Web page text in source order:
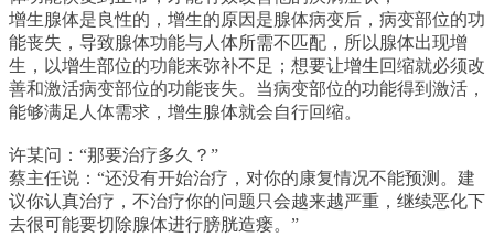
增生腺体是良性的，增生的原因是腺体病变后，病变部位的功
能丧失，导致腺体功能与人体所需不匹配，所以腺体出现增
生，以增生部位的功能来弥补不足；想要让增生回缩就必须改
善和激活病变部位的功能丧失。当病变部位的功能得到激活，
能够满足人体需求，增生腺体就会自行回缩。
许某问：“那要治疗多久？”
蔡主任说：“还没有开始治疗，对你的康复情况不能预测。建
议你认真治疗，不治疗你的问题只会越来越严重，继续恶化下
去很可能要切除腺体进行膀胱造瘘。”